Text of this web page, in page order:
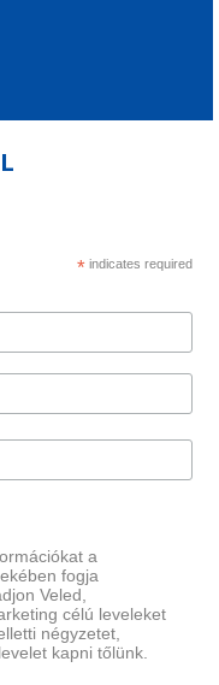
* indicates required
a
fogja
Veled,
célú leveleket
négyzetet,
kapni tőlünk.